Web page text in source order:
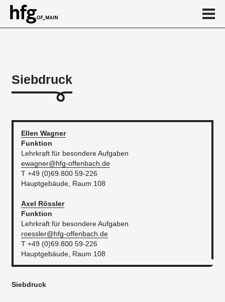
Über
Siebdruck
Ellen Wagner
Funktion
Lehrkraft für besondere Aufgaben
ewagner@hfg-offenbach.de
T +49 (0)69.800 59-226
Hauptgebäude, Raum 108
Axel Rössler
Funktion
Lehrkraft für besondere Aufgaben
roessler@hfg-offenbach.de
T +49 (0)69.800 59-226
Hauptgebäude, Raum 108
Siebdruck